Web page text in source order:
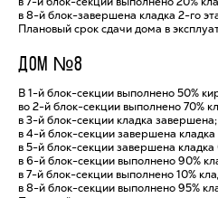
в 8-й блок-завершена кладка 2-го
Плановый срок сдачи дома в
ДОМ №8
В 1-й блок-секции выполнено 50%
во 2-й блок-секции выполнено 70%
в 3-й блок-секции кладка завершена;
в 4-й блок-секции завершена
в 5-й блок-секции завершена
в 6-й блок-секции выполнено 90%
в 7-й блок-секции выполнено 10%
в 8-й блок-секции выполнено 95%